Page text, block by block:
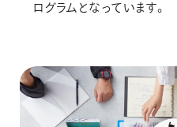
ログラムとなっています。